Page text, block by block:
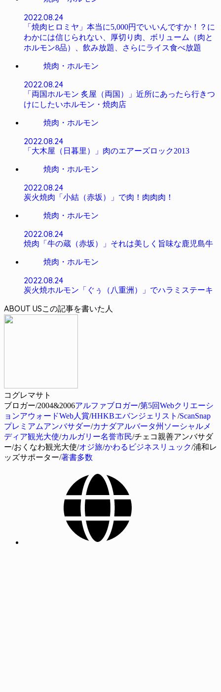
2022.08.24
「焼肉ヒロミヤ」本当に5,000円でいいんですか！？に
わかには信じられない、厚切り肉、ボリューム（肉と
ホルモン8品）、飲み放題、さらにライス食べ放題
焼肉・ホルモン
2022.08.24
「両国ホルモン 炙屋（両国）」近所にあったら行きつ
けにしたいホルモン・焼肉店
焼肉・ホルモン
2022.08.24
「大木屋（日暮里）」肉のエアーズロック2013
焼肉・ホルモン
2022.08.24
炭火焼肉「小結（赤坂）」で肉！肉肉肉！
焼肉・ホルモン
2022.08.24
焼肉「牛の蔵（赤坂）」それは美しく旨味な鹿児島牛
焼肉・ホルモン
2022.08.24
炭火焼ホルモン「ぐぅ（八重洲）」でハラミステーキ
ABOUT US
コグレマサト
ブロガー/2004&2006アルファブロガー/第5回Webクリエーシ
ョンアウォードWeb人賞/HHKBエバンジェリスト /ScanSnap
プレミアムアンバサダー/カナダアルバータ州ソーシャルメ
ディア観光大使/カルガリー名誉市民/チェコ親善アンバサダ
ー/おくなわ観光大使/オジ旅/かわるビジネスリュック/浦和レ
ッズサポーター/著書多数